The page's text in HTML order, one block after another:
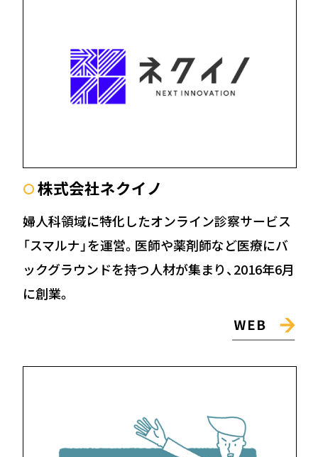
〇 株式会社ネクイノ
婦人科領域に特化したオンライン診察サービス
「スマルナ」を運営。医師や薬剤師など医療にバ
ックグラウンドを持つ人材が集まり、2016年6月
に創業。